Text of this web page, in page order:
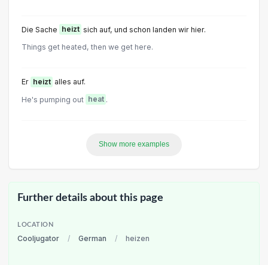
Die Sache heizt sich auf, und schon landen wir hier.
Things get heated, then we get here.
Er heizt alles auf.
He's pumping out heat .
Show more examples
Further details about this page
LOCATION
Cooljugator / German / heizen